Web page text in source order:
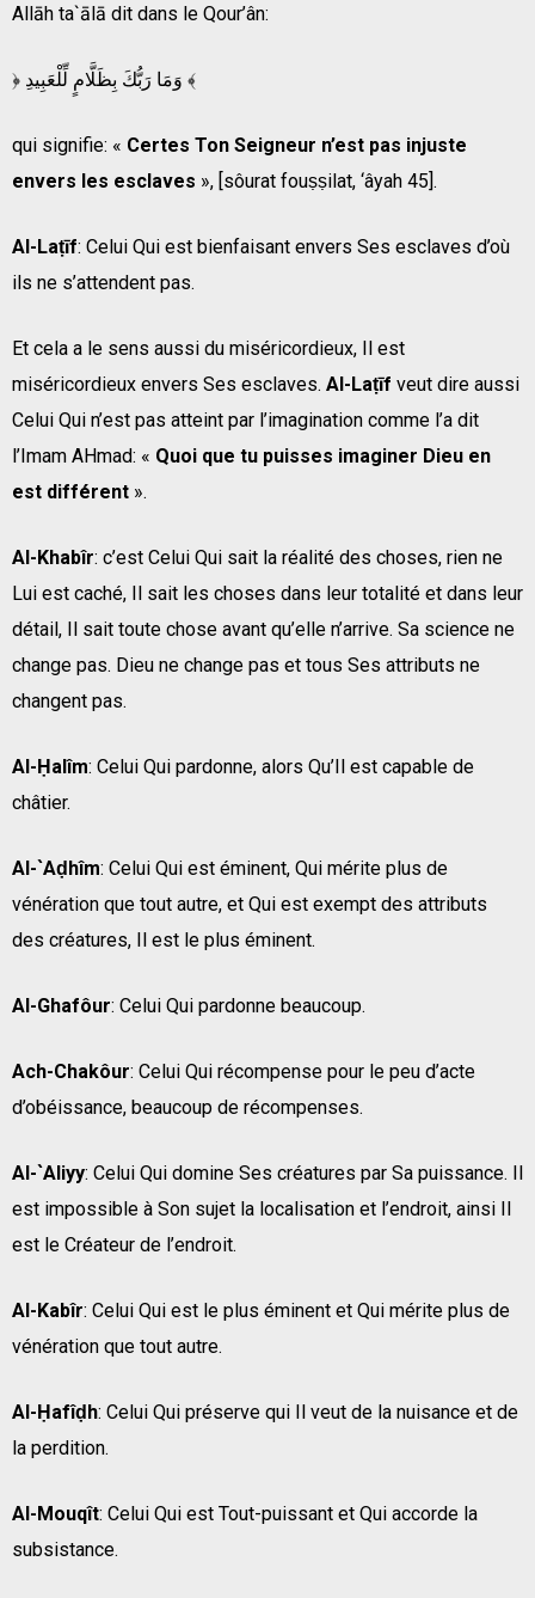
Allāh ta`ālā dit dans le Qour’ân:
﴿ وَمَا رَبُّكَ بِظَلَّامٍ لِّلْعَبِيدِ ﴾
qui signifie: « Certes Ton Seigneur n’est pas injuste
envers les esclaves », [sôurat fouṣṣilat, ‘âyah 45].
Al-Laṭīf: Celui Qui est bienfaisant envers Ses esclaves d’où
ils ne s’attendent pas.
Et cela a le sens aussi du miséricordieux, Il est
miséricordieux envers Ses esclaves. Al-Laṭīf veut dire aussi
Celui Qui n’est pas atteint par l’imagination comme l’a dit
l’Imam AHmad: « Quoi que tu puisses imaginer Dieu en
est différent ».
Al-Khabîr: c’est Celui Qui sait la réalité des choses, rien ne
Lui est caché, Il sait les choses dans leur totalité et dans leur
détail, Il sait toute chose avant qu’elle n’arrive. Sa science ne
change pas. Dieu ne change pas et tous Ses attributs ne
changent pas.
Al-Ḥalîm: Celui Qui pardonne, alors Qu’Il est capable de
châtier.
Al-`Aḍhîm: Celui Qui est éminent, Qui mérite plus de
vénération que tout autre, et Qui est exempt des attributs
des créatures, Il est le plus éminent.
Al-Ghafôur: Celui Qui pardonne beaucoup.
Ach-Chakôur: Celui Qui récompense pour le peu d’acte
d’obéissance, beaucoup de récompenses.
Al-`Aliyy: Celui Qui domine Ses créatures par Sa puissance. Il
est impossible à Son sujet la localisation et l’endroit, ainsi Il
est le Créateur de l’endroit.
Al-Kabîr: Celui Qui est le plus éminent et Qui mérite plus de
vénération que tout autre.
Al-Ḥafîḍh: Celui Qui préserve qui Il veut de la nuisance et de
la perdition.
Al-Mouqît: Celui Qui est Tout-puissant et Qui accorde la
subsistance.